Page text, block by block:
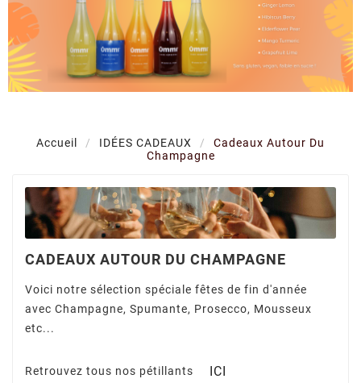
Accueil IDÉES CADEAUX
Cadeaux Autour Du
Champagne
CADEAUX AUTOUR DU CHAMPAGNE
Voici notre sélection spéciale fêtes de fin d'année
avec Champagne, Spumante, Prosecco, Mousseux
etc...
Retrouvez tous nos pétillants ICI